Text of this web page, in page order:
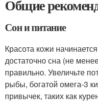
Общие
Сон и питание
Красота кожи
достаточно сна (не
правильно. Увеличьте
рыбы, богатой омега-3
привычек, таких как